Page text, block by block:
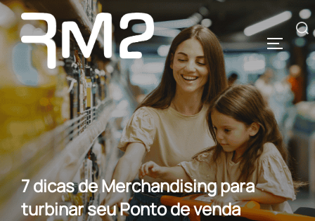
Pular
para
conteúdo
Pesquisar
por:
7 dicas de Merchandising para
turbinar seu Ponto de venda